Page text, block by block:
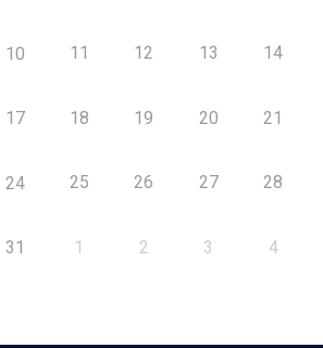
10 11 12 13 14
17 18 19 20 21
24 25 26 27 28
31 1 2 3 4